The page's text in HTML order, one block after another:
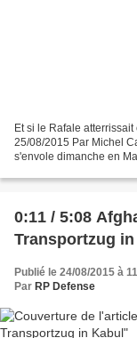
Et si le Rafale
25/08/2015 Par Michel
s'envole dimanche en
0:11 / 5:08
Transportzug in
Publié le 24/08/2015 à
Par RP Defense